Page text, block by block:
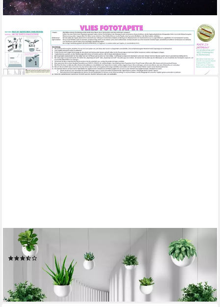
PAPERMOON
Fototapete Milchstraße
ab 25,66 €
lieferbar - in 2-3 Werktagen bei dir
PAPERMOON
Fototapete Abstrakt 3D Effekt
ab 19,99 € 24,90 €
lieferbar - in 3-4 Werktagen bei dir